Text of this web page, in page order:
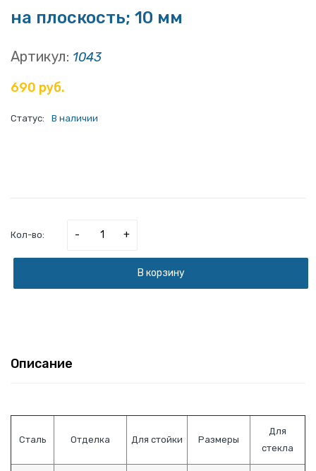
на плоскость; 10 мм
Артикул: 1043
690 руб.
Статус: В наличии
Кол-во: - +
В корзину
Описание
Сталь Отделка Для стойки Размеры
Для
стекла